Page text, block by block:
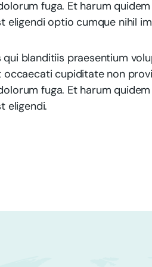
fuga. Et harum
optio cumque nihil
blanditiis praesentium
cupiditate non
fuga. Et harum
eligendi.